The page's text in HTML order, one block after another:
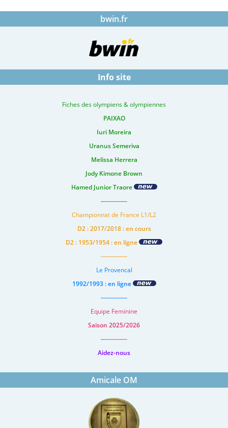
bwin.fr
Info site
Fiches des olympiens & olympiennes
PAIXAO
Iuri Moreira
Uranus Semeriva
Melissa Herrera
Jody Kimone Brown
Hamed Junior Traore
-------------
Championnat de France L1/L2
D2 : 2017/2018 : en cours
D2 : 1953/1954 : en ligne
-------------
Le Provencal
1992/1993 : en ligne
-------------
Equipe Feminine
Saison 2025/2026
-------------
Aidez-nous
Amicale OM